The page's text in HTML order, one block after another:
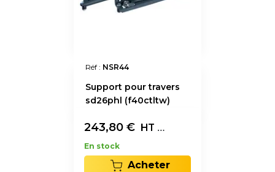
Réf : NSR44
Support pour travers
sd26phl (f40ctltw)
243,80 € HT Jeu de 2
En stock
Acheter